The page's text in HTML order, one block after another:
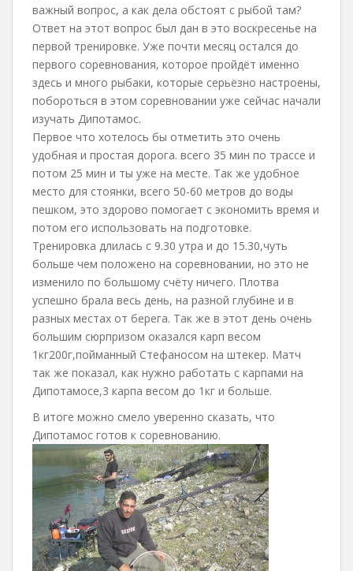
важный вопрос, а как дела обстоят с рыбой там?
Ответ на этот вопрос был дан в это воскресенье на
первой тренировке. Уже почти месяц остался до
первого соревнования, которое пройдёт именно
здесь и много рыбаки, которые серьёзно настроены,
побороться в этом соревновании уже сейчас начали
изучать Дипотамос.
Первое что хотелось бы отметить это очень
удобная и простая дорога. всего 35 мин по трассе и
потом 25 мин и ты уже на месте. Так же удобное
место для стоянки, всего 50-60 метров до воды
пешком, это здорово помогает с экономить время и
потом его использовать на подготовке.
Тренировка длилась с 9.30 утра и до 15.30,чуть
больше чем положено на соревновании, но это не
изменило по большому счёту ничего. Плотва
успешно брала весь день, на разной глубине и в
разных местах от берега. Так же в этот день очень
большим сюрпризом оказался карп весом
1кг200г,пойманный Стефаносом на штекер. Матч
так же показал, как нужно работать с карпами на
Дипотамосе,3 карпа весом до 1кг и больше.
В итоге можно смело уверенно сказать, что
Дипотамос готов к соревнованию.